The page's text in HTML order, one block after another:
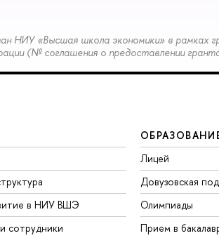
НИУ «Высшая школа экономики» в рамках
(№ соглашения о предоставлении
в НИУ ВШЭ
сотрудники
Лицей
Довузовская
Олимпиады
Прием в